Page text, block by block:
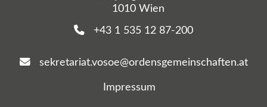
1010 Wien
+43 1 535 12 87-200
sekretariat.vosoe@ordensgemeinschaften.at
Impressum